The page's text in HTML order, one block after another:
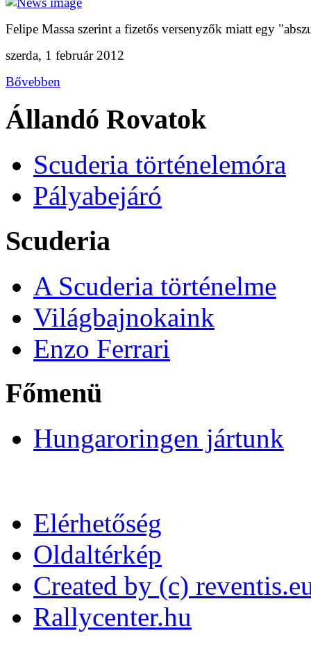
Felipe Massa szerint a fizetős versenyzők miatt egy
szerda, 1 február 2012
Bővebben
Állandó Rovatok
Scuderia történelemóra
Pályabejáró
Scuderia
A Scuderia történelme
Világbajnokaink
Enzo Ferrari
Főmenü
Hungaroringen jártunk
Elérhetőség
Oldaltérkép
Created by (c)
Rallycenter.hu